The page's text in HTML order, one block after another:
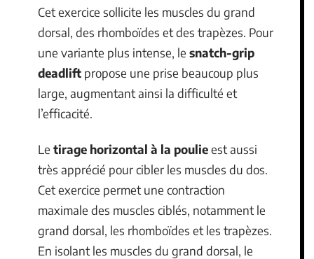
Cet exercice sollicite les muscles du grand
dorsal, des rhomboïdes et des trapèzes. Pour
une variante plus intense, le snatch-grip
deadlift propose une prise beaucoup plus
large, augmentant ainsi la difficulté et
l’efficacité.
Le tirage horizontal à la poulieest aussi
très apprécié pour cibler les muscles du dos.
Cet exercice permet une contraction
maximale des muscles ciblés, notamment le
grand dorsal, les rhomboïdes et les trapèzes.
En isolant les muscles du grand dorsal, le